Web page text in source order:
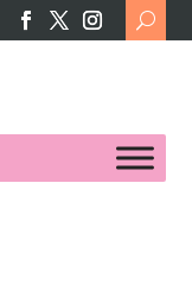
Search
for: